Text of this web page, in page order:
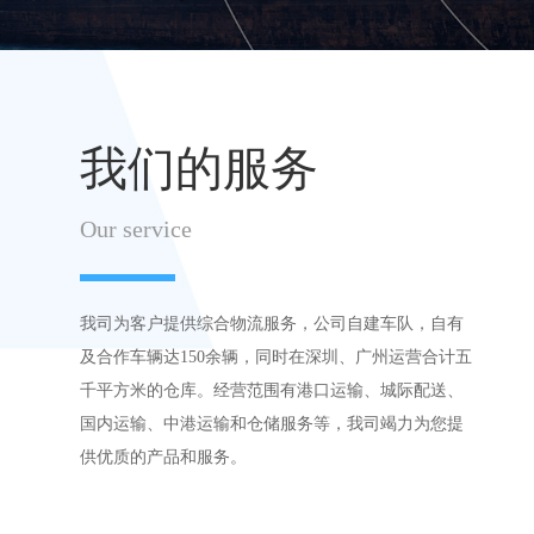
我们的服务
Our service
我司为客户提供综合物流服务，公司自建车队，自有
及合作车辆达150余辆，同时在深圳、广州运营合计五
千平方米的仓库。经营范围有港口运输、城际配送、
国内运输、中港运输和仓储服务等，我司竭力为您提
供优质的产品和服务。